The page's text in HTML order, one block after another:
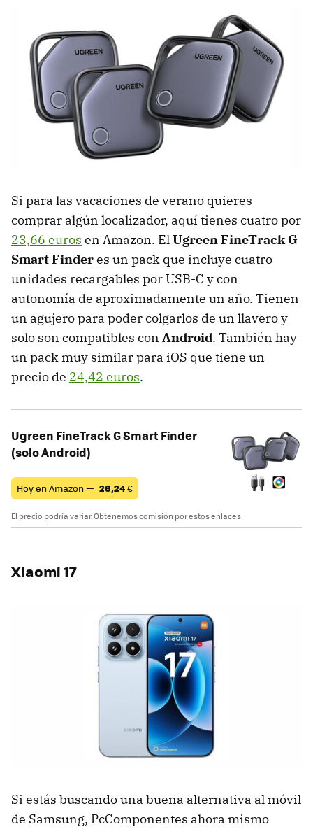
Si para las vacaciones de verano quieres
comprar algún localizador, aquí tienes cuatro por
23,66 euros en Amazon. ElUgreen FineTrack G
Smart Finderes un pack que incluye cuatro
unidades recargables por USB-C y con
autonomía de aproximadamente un año. Tienen
un agujero para poder colgarlos de un llavero y
solo son compatibles con Android. También hay
un pack muy similar para iOS que tiene un
precio de 24,42 euros.
Ugreen FineTrack G Smart Finder
(solo Android)
Hoy en Amazon — 26,24€
El precio podría variar. Obtenemos comisión por estos enlaces
Xiaomi 17
Si estás buscando una buena alternativa al móvil
de Samsung, PcComponentes ahora mismo